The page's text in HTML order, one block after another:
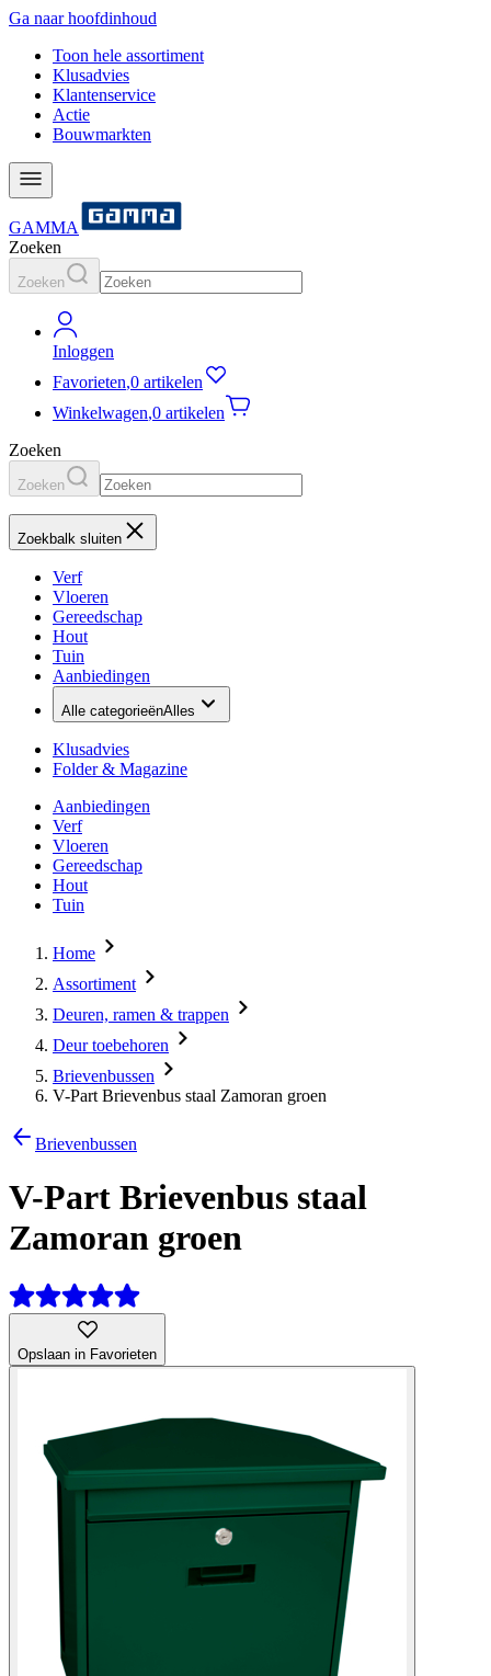
Ga naar hoofdinhoud
Toon hele assortiment
Klusadvies
Klantenservice
Actie
Bouwmarkten
GAMMA
Zoeken
Zoeken
Inloggen
Favorieten,0 artikelen
Winkelwagen,0 artikelen
Zoeken
Zoeken
Zoekbalk sluiten
Verf
Vloeren
Gereedschap
Hout
Tuin
Aanbiedingen
Alle categorieënAlles
Klusadvies
Folder & Magazine
Aanbiedingen
Verf
Vloeren
Gereedschap
Hout
Tuin
Home
Assortiment
Deuren, ramen & trappen
Deur toebehoren
Brievenbussen
V-Part Brievenbus staal Zamoran groen
Brievenbussen
V-Part Brievenbus staal
Zamoran groen
Opslaan in Favorieten